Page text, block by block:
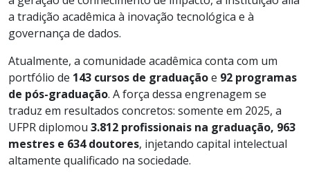
a tradição acadêmica à inovação tecnológica e à
governança de dados.
Atualmente, a comunidade acadêmica conta com um
portfólio de 143 cursos de graduaçãoe 92 programas
de pós-graduação. A força dessa engrenagem se
traduz em resultados concretos: somente em 2025, a
UFPR diplomou 3.812 profissionais na graduação, 963
mestres e 634 doutores, injetando capital intelectual
altamente qualificado na sociedade.